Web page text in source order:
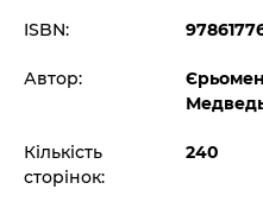
ISBN:
Автор:
Кількість
сторінок:
240